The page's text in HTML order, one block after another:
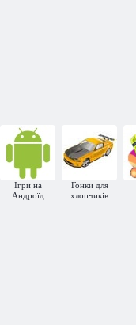
Ігри на
Андроїд
Гонки для
хлопчиків